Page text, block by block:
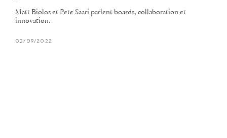
Matt Biolos et Pete Saari parlent boards, collaboration et
innovation.
02/09/2022